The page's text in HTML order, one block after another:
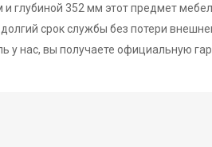
глубиной 352 мм этот предмет
срок службы без потери
у нас, вы получаете официальную